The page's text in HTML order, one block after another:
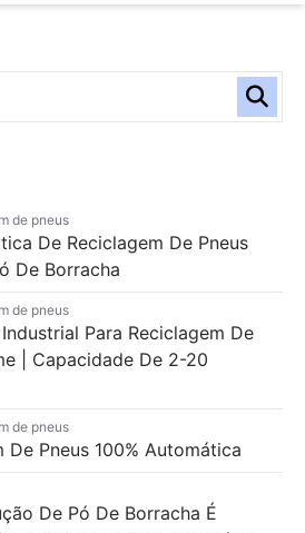
de pneus
De Reciclagem De Pneus
De Borracha
de pneus
Para Reciclagem De
| Capacidade De 2-20
de pneus
De Pneus 100% Automática
De Pó De Borracha É